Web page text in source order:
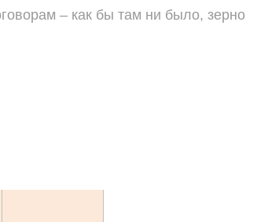
– как бы там ни было, зерно